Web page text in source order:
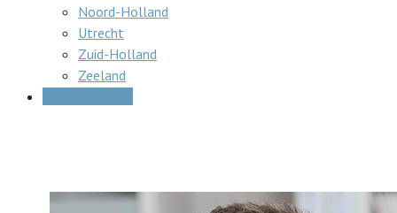
Noord-Holland
Utrecht
Zuid-Holland
Zeeland